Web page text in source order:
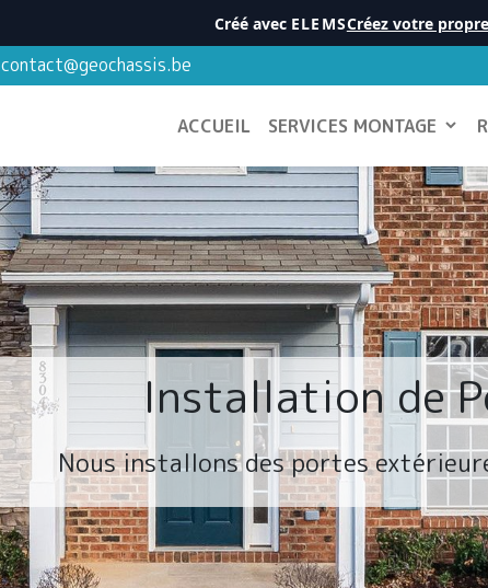
Créé avec ELEMSCréez votre
contact@geochassis.be
ACCUEIL SERVICES MONTAGE
Installation de
Nous installons des portes